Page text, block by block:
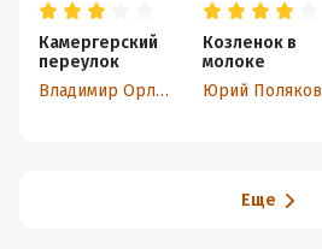
Камергерский
переулок
Владимир Орлов
Козленок в
молоке
Юрий Поляков
Еще